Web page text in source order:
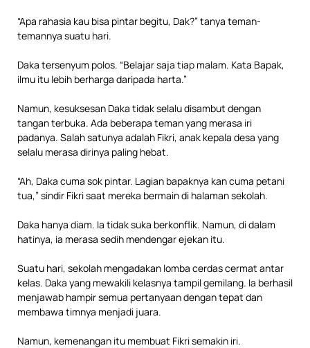
“Apa rahasia kau bisa pintar begitu, Dak?” tanya teman-
temannya suatu hari.
Daka tersenyum polos. “Belajar saja tiap malam. Kata Bapak,
ilmu itu lebih berharga daripada harta.”
Namun, kesuksesan Daka tidak selalu disambut dengan
tangan terbuka. Ada beberapa teman yang merasa iri
padanya. Salah satunya adalah Fikri, anak kepala desa yang
selalu merasa dirinya paling hebat.
“Ah, Daka cuma sok pintar. Lagian bapaknya kan cuma petani
tua,” sindir Fikri saat mereka bermain di halaman sekolah.
Daka hanya diam. Ia tidak suka berkonflik. Namun, di dalam
hatinya, ia merasa sedih mendengar ejekan itu.
Suatu hari, sekolah mengadakan lomba cerdas cermat antar
kelas. Daka yang mewakili kelasnya tampil gemilang. Ia berhasil
menjawab hampir semua pertanyaan dengan tepat dan
membawa timnya menjadi juara.
Namun, kemenangan itu membuat Fikri semakin iri.